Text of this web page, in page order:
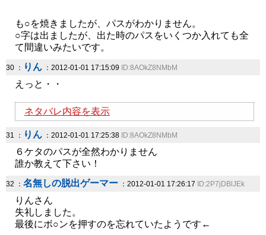
も○を焼きましたが、パスがわかりません。
○字は出ましたが、出た時のパスをいくつか入れても全
て間違いみたいです。
30 ： りん ：2012-01-01 17:15:09 ID:8AOkZ8NMbM
えっと・・
ネタバレ内容を表示
31 ： りん ：2012-01-01 17:25:38 ID:8AOkZ8NMbM
６ケタのパスが全然わかりません
誰か教えて下さい！
32 ： 名無しの脱出ゲーマー ：2012-01-01 17:26:17 ID:2P7jDBlJEk
りんさん
失礼しました。
最後にボ○ンを押すのを忘れていたようです←